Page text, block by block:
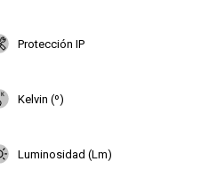
Protección IP
Kelvin (º)
Luminosidad (Lm)